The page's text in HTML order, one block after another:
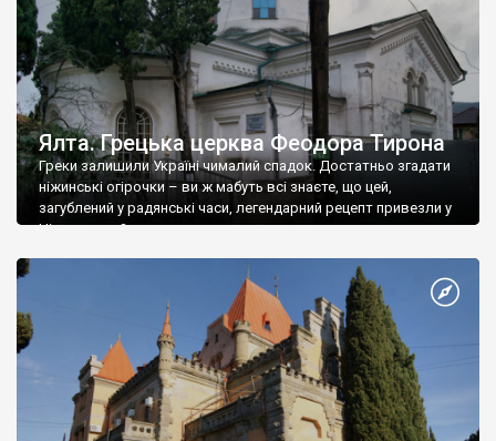
Ялта. Грецька церква Феодора Тирона
Греки залишили Україні чималий спадок. Достатньо згадати
ніжинські огірочки – ви ж мабуть всі знаєте, що цей,
загублений у радянські часи, легендарний рецепт привезли у
Ніжин греки?